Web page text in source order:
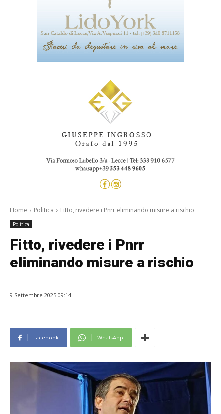
Home Politica Fitto, rivedere i Pnrr eliminando misure a rischio
Politica
Fitto, rivedere i Pnrr
eliminando misure a rischio
9 Settembre 2025 09:14
Facebook WhatsApp